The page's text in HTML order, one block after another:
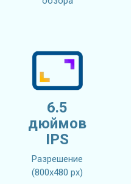
6.5
дюймов
IPS
Разрешение
(800х480 px)